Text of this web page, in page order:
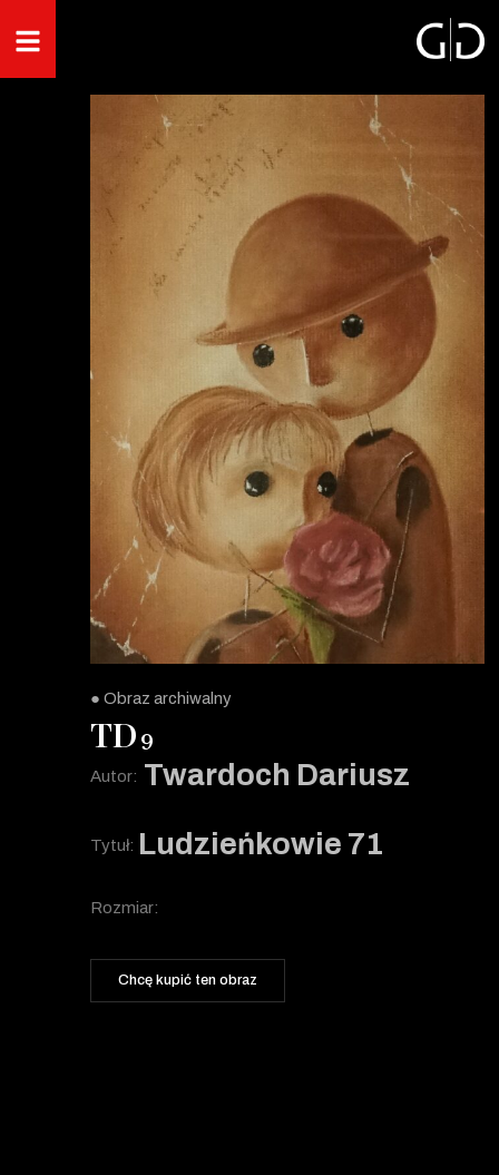
TD 9
Autor: Twardoch Dariusz
Tytuł: Ludzieńkowie 71
Rozmiar:
Chcę kupić ten obraz
● Obraz archiwalny